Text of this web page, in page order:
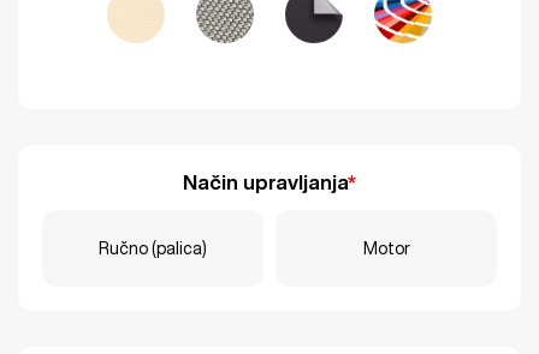
Način upravljanja*
Ručno (palica) Motor